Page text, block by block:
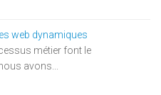
web dynamiques
métier font le
avons...